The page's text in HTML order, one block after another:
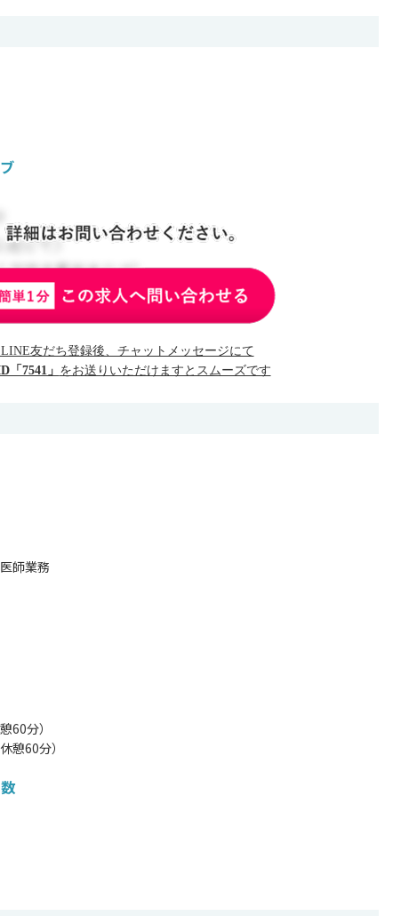
友だち登録後、チャットメッセージにて
「7541」 をお送りいただけますとスムーズです
師業務
60分）
憩60分）